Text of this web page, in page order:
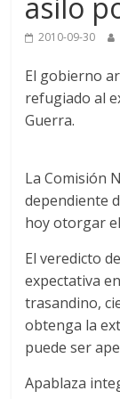
asilo
2010-09-30
El gobierno
refugiado al
Guerra.
La Comisión
dependiente
hoy otorgar
El veredicto
expectativa
trasandino,
obtenga la
puede ser
Apablaza